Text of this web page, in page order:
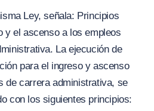
Ley, señala: Principios
y el ascenso a los empleos
La ejecución de
para el ingreso y ascenso
de carrera administrativa, se
con los siguientes principios: